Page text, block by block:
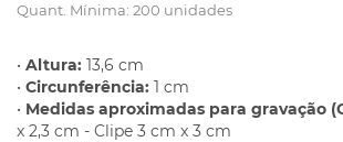
Quant. Mínima: 200 unidades
• Altura: 13,6 cm
• Circunferência: 1 cm
• Medidas aproximadas para gravação
x 2,3 cm - Clipe 3 cm x 3 cm